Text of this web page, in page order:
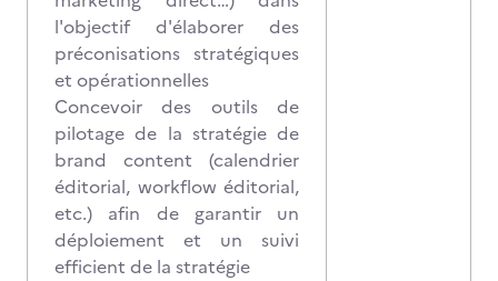
l'objectif d'élaborer des
préconisations stratégiques
et opérationnelles
Concevoir des outils de
pilotage de la stratégie de
brand content (calendrier
éditorial, workflow éditorial,
etc.) afin de garantir un
déploiement et un suivi
efficient de la stratégie